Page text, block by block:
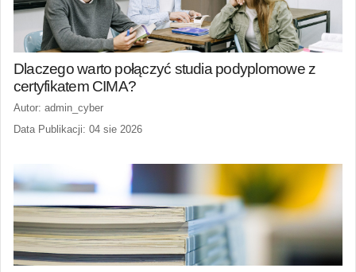
Dlaczego warto połączyć studia podyplomowe z
certyfikatem CIMA?
Autor: admin_cyber
Data Publikacji: 04 sie 2026